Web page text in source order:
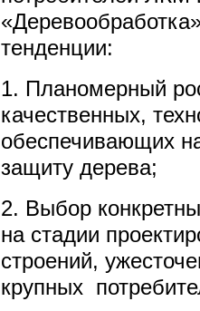
тенденции:
1. Планомерный
качественных,
обеспечивающих
защиту дерева;
2. Выбор
на стадии
строений,
крупных